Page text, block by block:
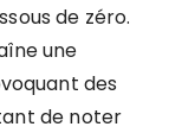
de zéro.
une
des
de noter